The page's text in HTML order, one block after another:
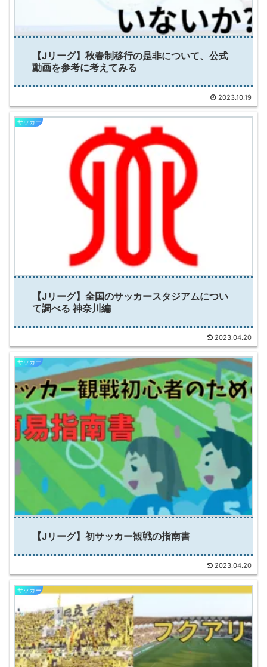
【Jリーグ】秋春制移行の是非について、公式
動画を参考に考えてみる
2023.10.19
サッカー
【Jリーグ】全国のサッカースタジアムについ
て調べる 神奈川編
2023.04.20
サッカー
【Jリーグ】初サッカー観戦の指南書
2023.04.20
サッカー